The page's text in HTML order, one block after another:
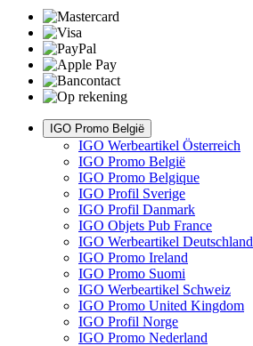
IGO Promo België
IGO Werbeartikel Österreich
IGO Promo België
IGO Promo Belgique
IGO Profil Sverige
IGO Profil Danmark
IGO Objets Pub France
IGO Werbeartikel Deutschland
IGO Promo Ireland
IGO Promo Suomi
IGO Werbeartikel Schweiz
IGO Promo United Kingdom
IGO Profil Norge
IGO Promo Nederland